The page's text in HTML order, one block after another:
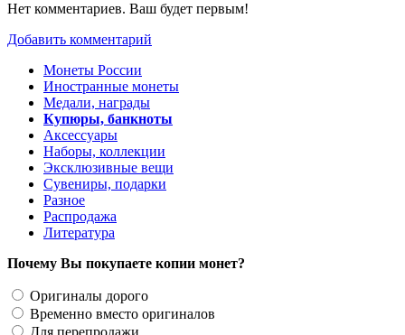
Нет комментариев. Ваш будет первым!
Добавить комментарий
Монеты России
Иностранные монеты
Медали, награды
Купюры, банкноты
Аксессуары
Наборы, коллекции
Эксклюзивные вещи
Сувениры, подарки
Разное
Распродажа
Литература
Почему Вы покупаете копии монет?
Оригиналы дорого
Временно вместо оригиналов
Для перепродажи